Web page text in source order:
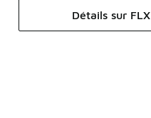
Détails sur FLX